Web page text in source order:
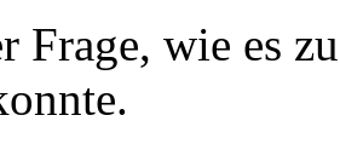
Frage, wie es